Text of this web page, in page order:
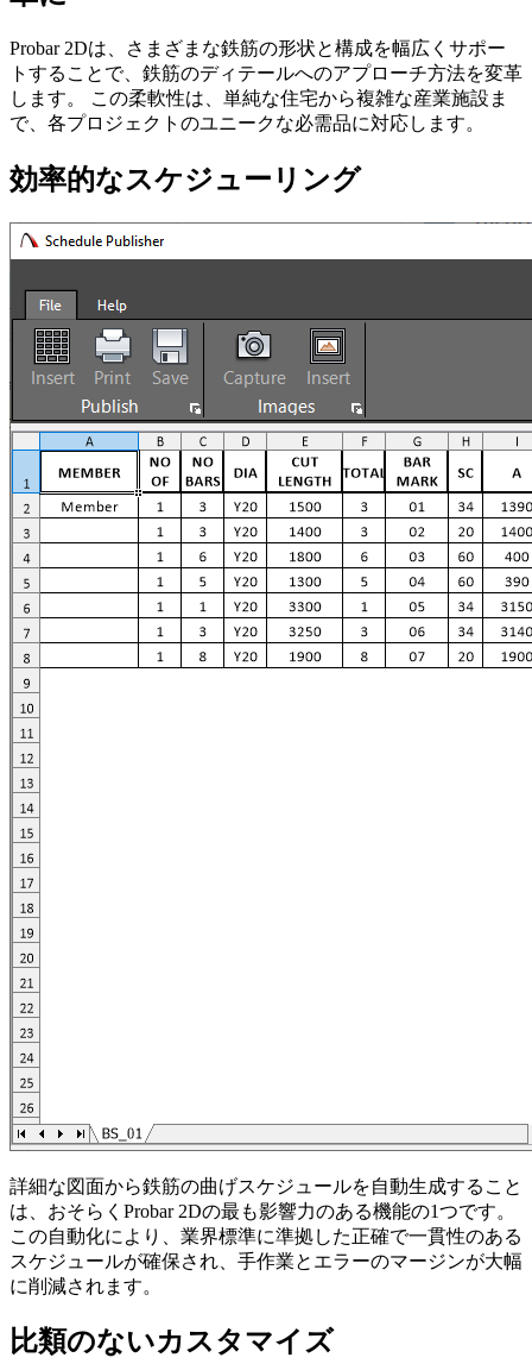
Probar 2Dは、さまざまな鉄筋の形状と構成を幅広くサポー
トすることで、鉄筋のディテールへのアプローチ方法を変革
します。 この柔軟性は、単純な住宅から複雑な産業施設ま
で、各プロジェクトのユニークな必需品に対応します。
効率的なスケジューリング
詳細な図面から鉄筋の曲げスケジュールを自動生成すること
は、おそらくProbar 2Dの最も影響力のある機能の1つです。
この自動化により、業界標準に準拠した正確で一貫性のある
スケジュールが確保され、手作業とエラーのマージンが大幅
に削減されます。
比類のないカスタマイズ